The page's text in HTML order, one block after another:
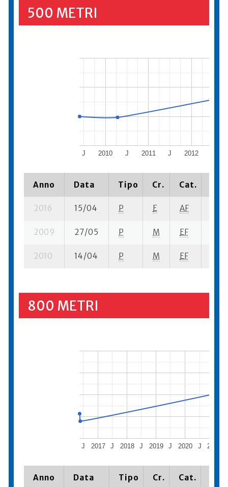
500 METRI
2010 2011 2012
J J J
Anno Data Tipo Cr. Cat.
2016 15/04 P E AF
2009 27/05 P M EF
2010 14/04 P M EF
800 METRI
2017 2018 2019 2020 2021
J J J J J
Anno Data Tipo Cr. Cat.